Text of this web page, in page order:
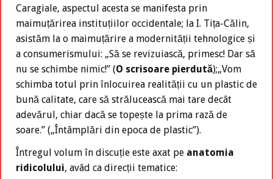
Caragiale, aspectul acesta se manifesta prin
maimuțărirea instituțiilor occidentale; la I. Tița-Călin,
asistăm la o maimuțărire a modernității tehnologice și
a consumerismului: „Să se revizuiască, primesc! Dar să
nu se schimbe nimic!” (O scrisoare pierdută);„Vom
schimba totul prin înlocuirea realității cu un plastic de
bună calitate, care să strălucească mai tare decât
adevărul, chiar dacă se topește la prima rază de
soare.” („Întâmplări din epoca de plastic”).
Întregul volum în discuție este axat pe anatomia
ridicolului, avâd ca direcții tematice: